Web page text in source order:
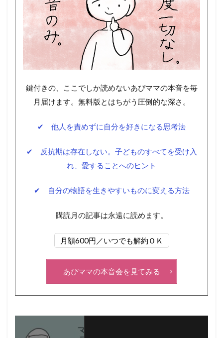
鍵付きの、ここでしか読めないあぴママの本音を毎
月届けます。無料版とはちがう圧倒的な深さ。
✔ 他人を責めずに自分を好きになる思考法
✔ 反抗期は存在しない。子どものすべてを受け入
れ、愛することへのヒント
✔ 自分の物語を生きやすいものに変える方法
購読月の記事は永遠に読めます。
月額600円／いつでも解約ＯＫ
あぴママの本音会を見てみる